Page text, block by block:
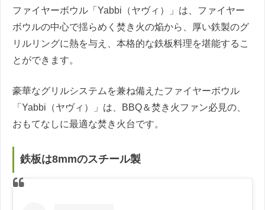
ファイヤーボウル「Yabbi（ヤヴィ）」は、ファイヤー
ボウルの中心で揺らめく焚き火の焔から、厚い鉄製のグ
リルリングに熱を与え、本格的な鉄板料理を堪能するこ
とができます。
豪華なグリルシステムを兼ね備えたファイヤーボウル
「Yabbi（ヤヴィ）」は、BBQ＆焚き火ファン必見の、
おもてなしに最適な焚き火台です。
鉄板は8mmのスチール製